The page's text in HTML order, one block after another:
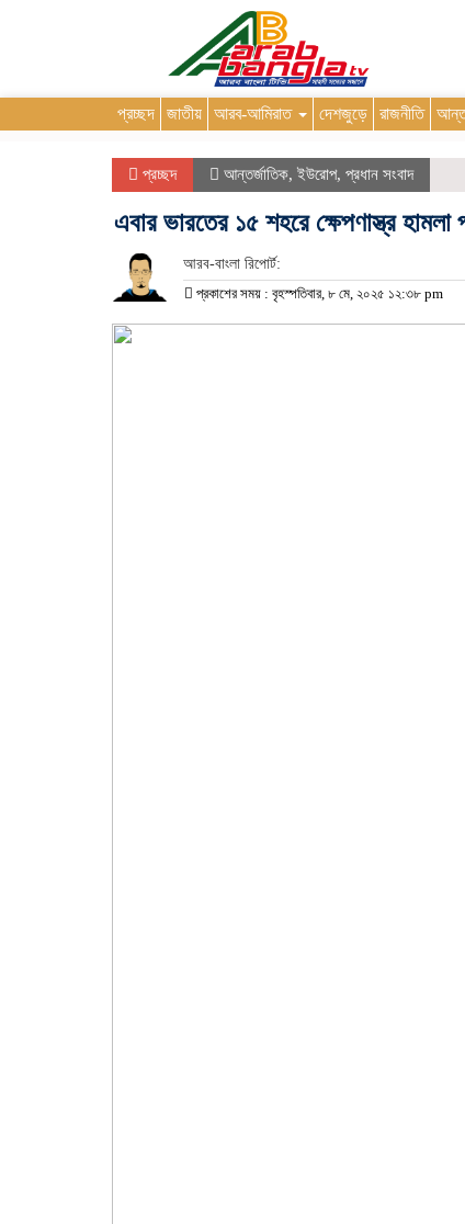
প্রচ্ছদ জাতীয় আরব-আমিরাত দেশজুড়ে রাজনীতি
প্রচ্ছদ আন্তর্জাতিক, ইউরোপ, প্রধান সংবাদ
এবার ভারতের ১৫ শহরে ক্ষেপণাস্ত্র হামলা
আরব-বাংলা রিপোর্ট:
প্রকাশের সময় : বৃহস্পতিবার, ৮ মে, ২০২৫ ১২:৩৮ pm